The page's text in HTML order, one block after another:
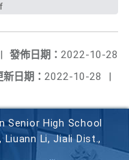
發佈日期： 2022-10-28
|
日期： 2022-10-28 |
Senior High School
Liuann Li, Jiali Dist.,